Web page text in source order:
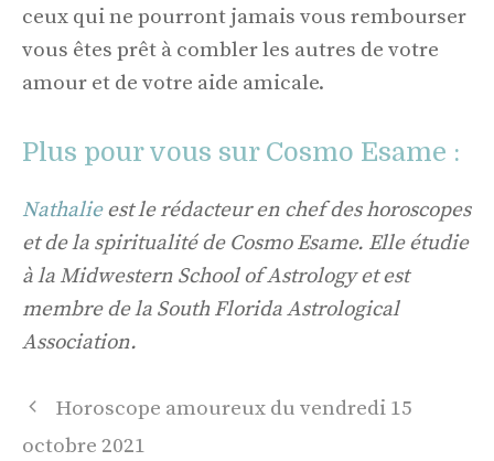
ceux qui ne pourront jamais vous rembourser
vous êtes prêt à combler les autres de votre
amour et de votre aide amicale.
Plus pour vous sur Cosmo Esame :
Nathalieest le rédacteur en chef des horoscopes
et de la spiritualité de Cosmo Esame. Elle étudie
à la Midwestern School of Astrology et est
membre de la South Florida Astrological
Association.
Navigation
des
Horoscope amoureux du vendredi 15
octobre 2021